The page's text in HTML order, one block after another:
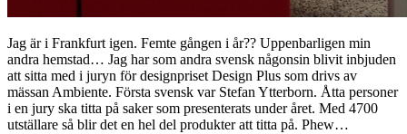
Jag är i Frankfurt igen. Femte gången i år?? Uppenbarligen min
andra hemstad… Jag har som andra svensk någonsin blivit inbjuden
att sitta med i juryn för designpriset Design Plus som drivs av
mässan Ambiente. Första svensk var Stefan Ytterborn. Åtta personer
i en jury ska titta på saker som presenterats under året. Med 4700
utställare så blir det en hel del produkter att titta på. Phew…